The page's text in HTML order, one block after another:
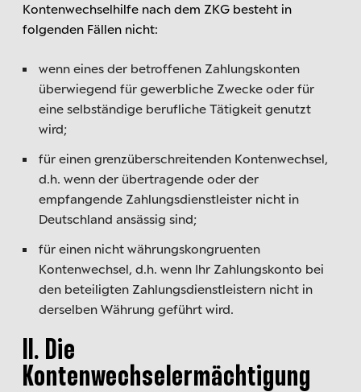
Kontenwechselhilfe nach dem ZKG besteht in
folgenden Fällen nicht:
wenn eines der betroffenen Zahlungskonten
überwiegend für gewerbliche Zwecke oder für
eine selbständige berufliche Tätigkeit genutzt
wird;
für einen grenzüberschreitenden Kontenwechsel,
d.h. wenn der übertragende oder der
empfangende Zahlungsdienstleister nicht in
Deutschland ansässig sind;
für einen nicht währungskongruenten
Kontenwechsel, d.h. wenn Ihr Zahlungskonto bei
den beteiligten Zahlungsdienstleistern nicht in
derselben Währung geführt wird.
II. Die
Kontenwechselermächtigung